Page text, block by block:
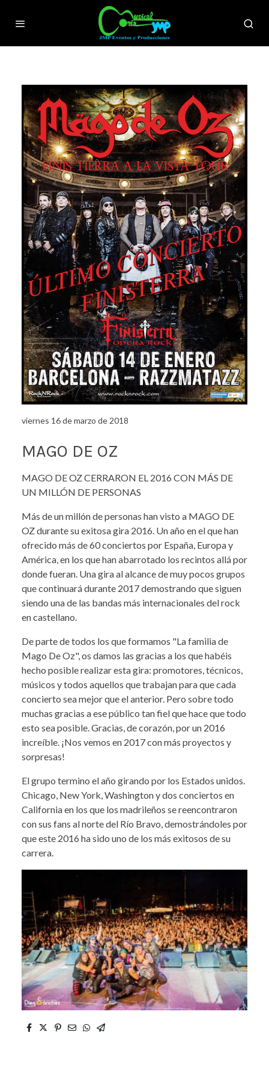
viernes 16 de marzo de 2018
MAGO DE OZ
MAGO DE OZ CERRARON EL 2016 CON MÁS DE
UN MILLÓN DE PERSONAS
Más de un millón de personas han visto a MAGO DE
OZ durante su exitosa gira 2016. Un año en el que han
ofrecido más de 60 conciertos por España, Europa y
América, en los que han abarrotado los recintos allá por
donde fueran. Una gira al alcance de muy pocos grupos
que continuará durante 2017 demostrando que siguen
siendo una de las bandas más internacionales del rock
en castellano.
De parte de todos los que formamos "La familia de
Mago De Oz", os damos las gracias a los que habéis
hecho posible realizar esta gira: promotores, técnicos,
músicos y todos aquellos que trabajan para que cada
concierto sea mejor que el anterior. Pero sobre todo
muchas gracias a ese público tan fiel que hace que todo
esto sea posible. Gracias, de corazón, por un 2016
increíble. ¡Nos vemos en 2017 con más proyectos y
sorpresas!
El grupo termino el año girando por los Estados unidos.
Chicago, New York, Washington y dos conciertos en
California en los que los madrileños se reencontraron
con sus fans al norte del Río Bravo, demostrándoles por
que este 2016 ha sido uno de los más exitosos de su
carrera.